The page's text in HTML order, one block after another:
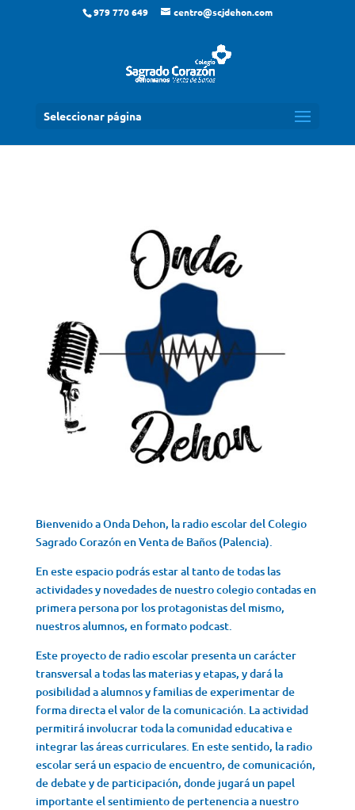
979 770 649 centro@scjdehon.com
Seleccionar página
Bienvenido a Onda Dehon, la radio escolar del Colegio
Sagrado Corazón en Venta de Baños (Palencia).
En este espacio podrás estar al tanto de todas las
actividades y novedades de nuestro colegio contadas en
primera persona por los protagonistas del mismo,
nuestros alumnos, en formato podcast.
Este proyecto de radio escolar presenta un carácter
transversal a todas las materias y etapas, y dará la
posibilidad a alumnos y familias de experimentar de
forma directa el valor de la comunicación. La actividad
permitirá involucrar toda la comunidad educativa e
integrar las áreas curriculares. En este sentido, la radio
escolar será un espacio de encuentro, de comunicación,
de debate y de participación, donde jugará un papel
importante el sentimiento de pertenencia a nuestro